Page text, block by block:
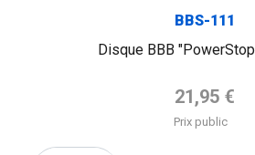
BBS-111
Disque BBB
Prix de
21,95 €
Prix public